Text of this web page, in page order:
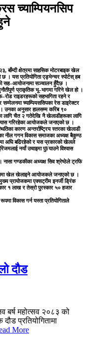
च्याम्पियनसिप
बाँम्दी क्षेत्रमा साहसिक मोटरबाइक खेल
। यस प्रतियोगिता एड्भेन्चर स्पोर्टस् हब
सह–आयोजनामा सञ्चालन हुँदैछ ।
प्राकृतिक भू–भागमा गरिने खेल हो ।
राइडरहरूको सहभागिता रहने र
च्याम्पियससिपका रेस डाइरेक्टर
। उनका अनुसार हालसम्म करिब ९०
लागि चैत २ गतेदेखि नै खेलाडीहरूका लागि
गरिरहेका आयोजकले जनाएको छ ।
कारण अन्तर्राष्ट्रिय स्तरका खेलाडी
नील गगन विकास समाजका अध्यक्ष बैकुण्ठ
अघि बढिरहेको र यस प्रकारको खेलले
नयाँ उचाइमा पु¥याउने विश्वास
नासा गण्डकीका अध्यक्ष सिव श्रेष्ठेले ट्रफि
खेल खेलाइने आयोजकले जनाएको छ ।
प्रायोजकमा एक्सट्रीम इनर्जी ड्रिंक
१ लाख र तेस्रो पुरस्कार ५० हजार
विकास गर्न यस्ता प्रतियोगिताले
दौड
बर्ष महोत्सव २०८३ को
प्रतियोगितामा
More